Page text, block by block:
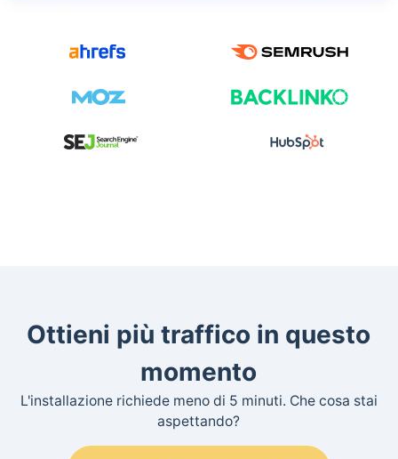
Ottieni più traffico in questo
momento
L'installazione richiede meno di 5 minuti. Che cosa stai
aspettando?